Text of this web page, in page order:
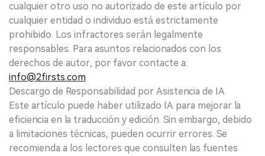
cualquier otro uso no autorizado de este artículo por
cualquier entidad o individuo está estrictamente
prohibido. Los infractores serán legalmente
responsables. Para asuntos relacionados con los
derechos de autor, por favor contacte a:
info@2firsts.com
Descargo de Responsabilidad por Asistencia de IA
Este artículo puede haber utilizado IA para mejorar la
eficiencia en la traducción y edición. Sin embargo, debido
a limitaciones técnicas, pueden ocurrir errores. Se
recomienda a los lectores que consulten las fuentes